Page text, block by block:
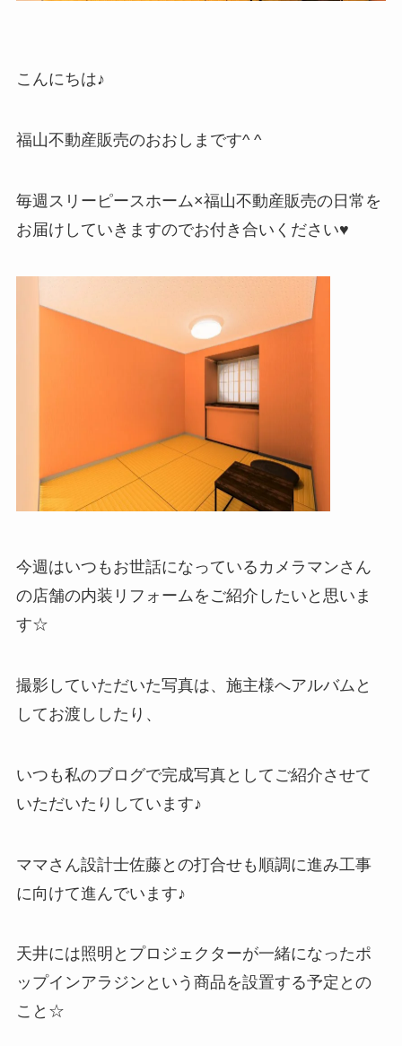
こんにちは♪
福山不動産販売のおおしまです^ ^
毎週スリーピースホーム×福山不動産販売の日常を
お届けしていきますのでお付き合いください♥
今週はいつもお世話になっているカメラマンさん
の店舗の内装リフォームをご紹介したいと思いま
す☆
撮影していただいた写真は、施主様へアルバムと
してお渡ししたり、
いつも私のブログで完成写真としてご紹介させて
いただいたりしています♪
ママさん設計士佐藤との打合せも順調に進み工事
に向けて進んでいます♪
天井には照明とプロジェクターが一緒になったポ
ップインアラジンという商品を設置する予定との
こと☆